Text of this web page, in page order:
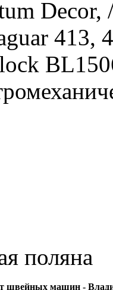
Decor,
поляна
швейных машин -